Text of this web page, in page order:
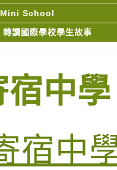
Mini School
讀國際學校學生故事
宿中學
宿中